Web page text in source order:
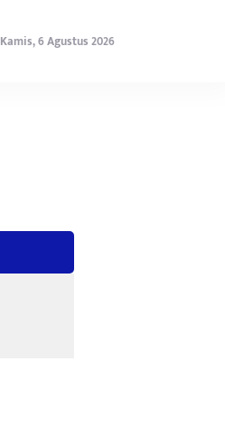
Kamis, 6 Agustus 2026